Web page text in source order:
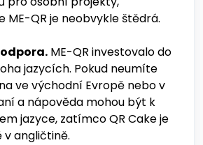
ME-QR je neobvykle štědrá.
ME-QR investovalo do
jazycích. Pokud neumíte
ve východní Evropě nebo v
a nápověda mohou být k
jazyce, zatímco QR Cake je
angličtině.